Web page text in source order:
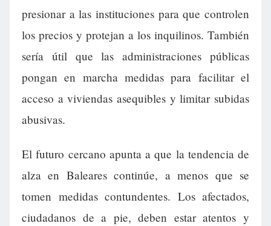
presionar a las instituciones para que controlen
los precios y protejan a los inquilinos. También
sería útil que las administraciones públicas
pongan en marcha medidas para facilitar el
acceso a viviendas asequibles y limitar subidas
abusivas.
El futuro cercano apunta a que la tendencia de
alza en Baleares continúe, a menos que se
tomen medidas contundentes. Los afectados,
ciudadanos de a pie, deben estar atentos y